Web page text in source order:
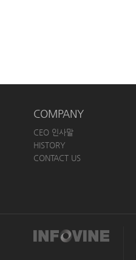
COMPANY
CEO 인사말
HISTORY
CONTACT US